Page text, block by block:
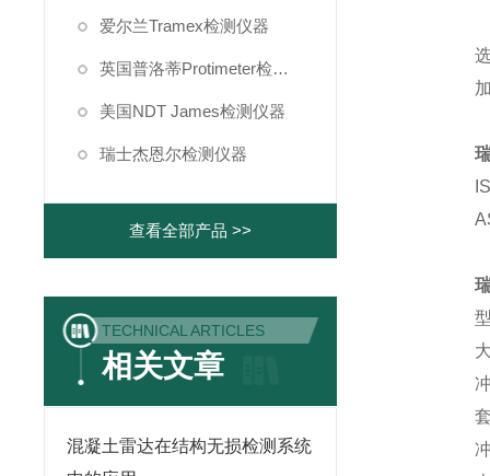
爱尔兰Tramex检测仪器
英国普洛蒂Protimeter检测仪器
美国NDT James检测仪器
瑞士杰恩尔检测仪器
查看全部产品 >>
TECHNICAL ARTICLES
相关文章
混凝土雷达在结构无损检测系统